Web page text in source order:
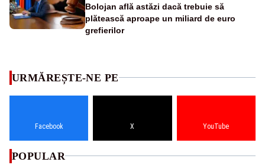
Bolojan află astăzi dacă trebuie să
plătească aproape un miliard de euro
grefierilor
URMĂREȘTE-NE PE
Facebook X YouTube
POPULAR